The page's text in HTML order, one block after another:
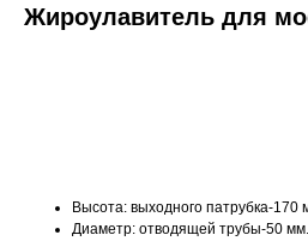
Жироулавитель для
Высота: выходного патрубка-170
Диаметр: отводящей трубы-50 мм.